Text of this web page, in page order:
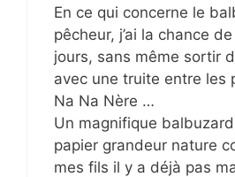
En ce qui concerne le
pêcheur, j’ai la chance
jours, sans même sortir
avec une truite entre les
Na Na Nère …
Un magnifique
papier grandeur nature
mes fils il y a déjà pas